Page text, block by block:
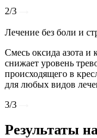
2/3
Лечение без боли и
Смесь оксида азота и
снижает уровень
происходящего в
для любых видов
3/3
Результаты